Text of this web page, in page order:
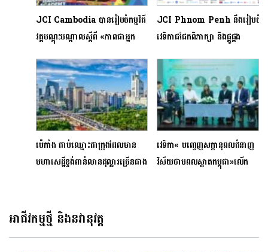
JCI Cambodia បានរៀបចំកម្មវិធី
វគ្គបណ្តុះបណ្តាលស្តីពី «ភាពជាអ្នក
JCI Phnom Penh នឹងរៀបចំ
វេទិកាជជែកពិភាក្សា និងផ្គូផ្គង
លើការពង្រឹងសមត្ថភាពម្ចាស់អាជីវកម្ម
ដើម្បីចាប់ឱកាសនាពេលអនាគតនៅ
ថ្ងៃស្អែកនេះ
ប៉េកាំង ជាប់ឈ្មោះជាក្រុងដែលមាន
មហាសេដ្ឋីខ្ទង់ពាន់លានដុល្លារច្រើនជាង
វេទិកា« បញ្ចេញសក្តានុពលជំនាញ
វិស័យថាមពលស្អាតកម្ពុជា»លើក
អាជីវកម្មថ្មី និងនវានុវត្ត